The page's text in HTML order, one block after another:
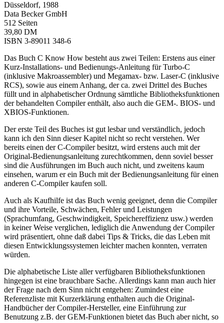
Düsseldorf, 1988
Data Becker GmbH
512 Seiten
39,80 DM
ISBN 3-89011 348-6
Das Buch C Know How besteht aus zwei Teilen: Erstens aus einer
Kurz-Installations- und Bedienungs-Anleitung für Turbo-C
(inklusive Makroassembler) und Megamax- bzw. Laser-C (inklusive
RCS), sowie aus einem Anhang, der ca. zwei Drittel des Buches
füllt und in alphabetischer Ordnung sämtliche Bibliotheksfunktionen
der behandelten Compiler enthält, also auch die GEM-. BIOS- und
XBIOS-Funktionen.
Der erste Teil des Buches ist gut lesbar und verständlich, jedoch
kann ich den Sinn dieser Kapitel nicht so recht verstehen. Wer
bereits einen der C-Compiler besitzt, wird erstens auch mit der
Original-Bedienungsanleitung zurechtkommen, denn soviel besser
sind die Ausführungen im Buch auch nicht, und zweitens kaum
einsehen, warum er ein Buch mit der Bedienungsanleitung für einen
anderen C-Compiler kaufen soll.
Auch als Kaufhilfe ist das Buch wenig geeignet, denn die Compiler
und ihre Vorteile, Schwächen, Fehler und Leistungen
(Sprachumfang, Geschwindigkeit, Speichereffizienz usw.) werden
in keiner Weise verglichen, lediglich die Anwendung der Compiler
wird präsentiert, ohne daß dabei Tips & Tricks, die das Leben mit
diesen Entwicklungssystemen leichter machen konnten, verraten
würden.
Die alphabetische Liste aller verfügbaren Bibliotheksfunktionen
hingegen ist eine brauchbare Sache. Allerdings kann man auch hier
der Frage nach dem Sinn nicht entgehen: Zumindest eine
Referenzliste mit Kurzerklärung enthalten auch die Original-
Handbücher der Compiler-Hersteller, eine Einführung zur
Benutzung z.B. der GEM-Funktionen bietet das Buch aber nicht, so